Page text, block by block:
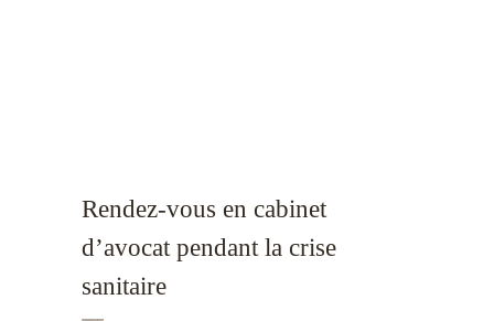
Rendez-vous en cabinet
d’avocat pendant la crise
sanitaire